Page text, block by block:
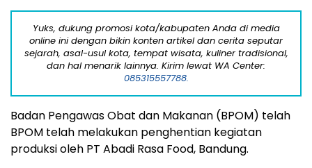
Yuks, dukung promosi kota/kabupaten Anda di media
online ini dengan bikin konten artikel dan cerita seputar
sejarah, asal-usul kota, tempat wisata, kuliner tradisional,
dan hal menarik lainnya. Kirim lewat WA Center:
085315557788.
Badan Pengawas Obat dan Makanan (BPOM) telah
BPOM telah melakukan penghentian kegiatan
produksi oleh PT Abadi Rasa Food, Bandung.